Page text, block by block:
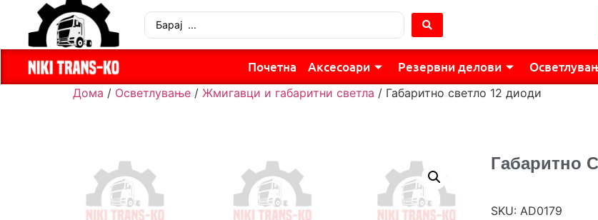
Почетна Аксесоари Резервни делови
Дома / Осветлување / Жмигавци и габаритни светла / Габаритно светло 12 диоди
Габаритно
SKU: AD0179